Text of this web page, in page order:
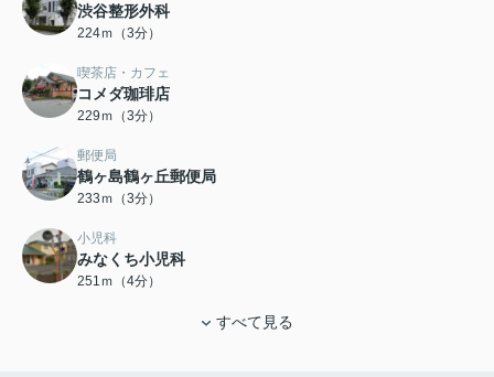
渋谷整形外科
224ｍ（3分）
喫茶店・カフェ
コメダ珈琲店
229ｍ（3分）
郵便局
鶴ヶ島鶴ヶ丘郵便局
233ｍ（3分）
小児科
みなくち小児科
251ｍ（4分）
すべて見る